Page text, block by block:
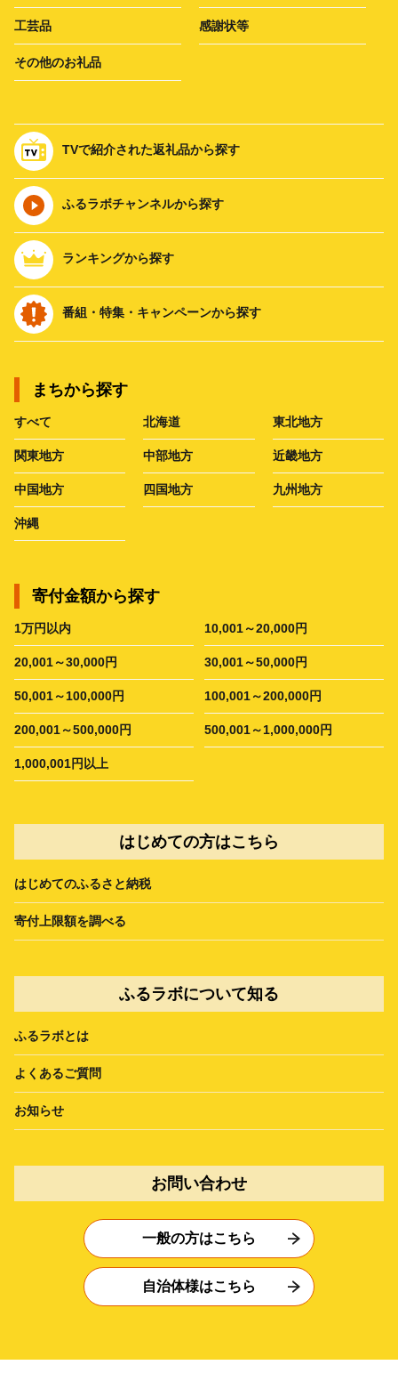
工芸品 感謝状等
その他のお礼品
TVで紹介された返礼品から探す
ふるラボチャンネルから探す
ランキングから探す
番組・特集・キャンペーンから探す
まちから探す
すべて 北海道 東北地方
関東地方 中部地方 近畿地方
中国地方 四国地方 九州地方
沖縄
寄付金額から探す
1万円以内 10,001～20,000円
20,001～30,000円 30,001～50,000円
50,001～100,000円 100,001～200,000円
200,001～500,000円 500,001～1,000,000円
1,000,001円以上
はじめての方はこちら
はじめてのふるさと納税
寄付上限額を調べる
ふるラボについて知る
ふるラボとは
よくあるご質問
お知らせ
お問い合わせ
一般の方はこちら
自治体様はこちら